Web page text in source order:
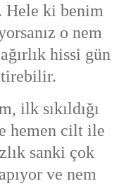
Hele ki benim
o nem
hissi gün
ilk sıkıldığı
hemen cilt ile
sanki çok
ve nem